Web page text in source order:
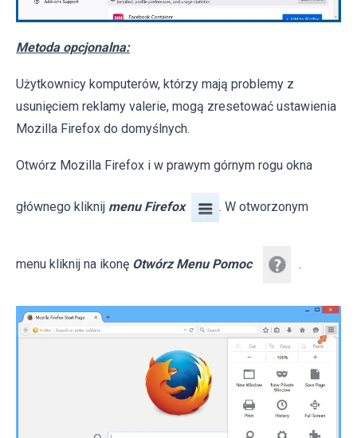
Metoda opcjonalna:
Użytkownicy komputerów, którzy mają problemy z
usunięciem reklamy valerie, mogą zresetować ustawienia
Mozilla Firefox do domyślnych.
Otwórz Mozilla Firefox i w prawym górnym rogu okna
głównego kliknij menu Firefox . W otworzonym
menu kliknij na ikonę Otwórz Menu Pomoc .